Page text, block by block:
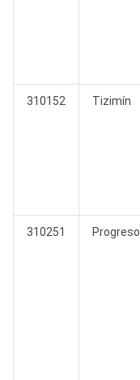
310152 Tizimín
310251 Progreso